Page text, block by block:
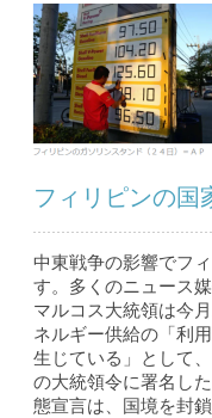
フィリピンの国
中東戦争の影響でフ
す。多くのニュース
マルコス大統領は今
ネルギー供給の「利
生じている」として
の大統領令に署名し
態宣言は、国境を封